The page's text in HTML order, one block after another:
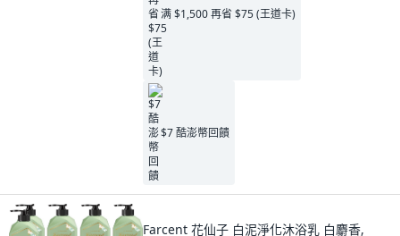
满 $1,500 再省 $75 (王道卡)
$7 酷澎幣回饋
Farcent 花仙子 白泥淨化沐浴乳 白麝香,